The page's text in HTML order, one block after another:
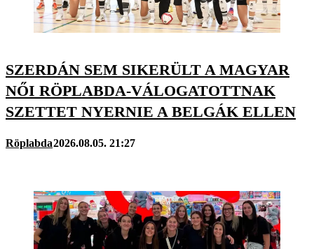
SZERDÁN SEM SIKERÜLT A MAGYAR
NŐI RÖPLABDA-VÁLOGATOTTNAK
SZETTET NYERNIE A BELGÁK ELLEN
Röplabda2026.08.05. 21:27